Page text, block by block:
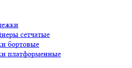
сетчатые
бортовые
платформенные